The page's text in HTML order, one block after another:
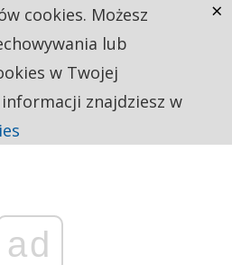
ad
cookies. Możesz
lub
w Twojej
znajdziesz w
×